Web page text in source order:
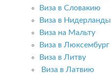
Виза в Словакию
Виза в Нидерланды
Виза на Мальту
Виза в Люксембург
Виза в Литву
Виза в Латвию